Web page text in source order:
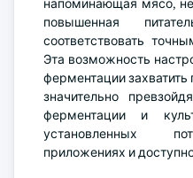
напоминающая мясо,
повышенная
соответствовать
Эта возможность
ферментации
значительно
ферментации и
установленных
приложениях и